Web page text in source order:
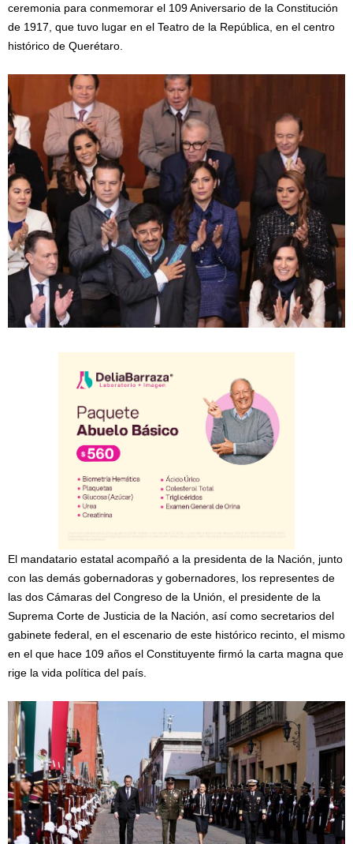
ceremonia para conmemorar el 109 Aniversario de la Constitución
de 1917, que tuvo lugar en el Teatro de la República, en el centro
histórico de Querétaro.
El mandatario estatal acompañó a la presidenta de la Nación, junto
con las demás gobernadoras y gobernadores, los representes de
las dos Cámaras del Congreso de la Unión, el presidente de la
Suprema Corte de Justicia de la Nación, así como secretarios del
gabinete federal, en el escenario de este histórico recinto, el mismo
en el que hace 109 años el Constituyente firmó la carta magna que
rige la vida política del país.